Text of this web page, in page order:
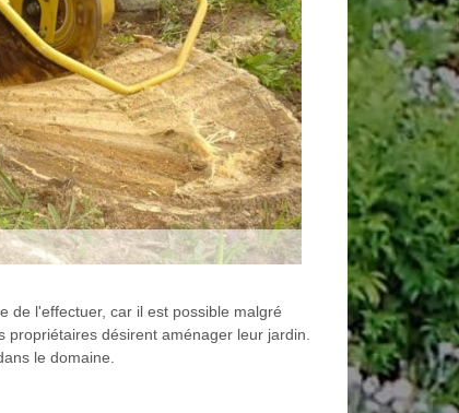
de l'effectuer, car il est possible malgré
désirent aménager leur jardin.
le domaine.